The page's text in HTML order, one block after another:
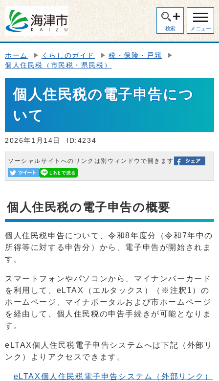
検索 メニュー
ホーム くらしのガイド
税・保険・戸籍
個人住民税（市民税・県民税）
個人住民税の電子申告につ
いて
2026年1月14日 ID:4234
ソーシャルサイトへのリンクは別ウィンドウで開きます
個人住民税の電子申告の概要
個人住民税申告について、令和8年度分（令和7年中の
所得等に対する申告分）から、電子申告が開始されま
す。
スマートフォンやパソコンから、マイナンバーカード
を利用して、eLTAX（エルタックス）（※注釈1）の
ホームページ、マイナポータルおよび市ホームページ
を経由して、個人住民税の申告手続きが可能となりま
す。
eLTAX個人住民税電子申告システムへは下記（外部リ
ンク）よりアクセスできます。
eLTAX個人住民税電子申告システム（外部リンク）